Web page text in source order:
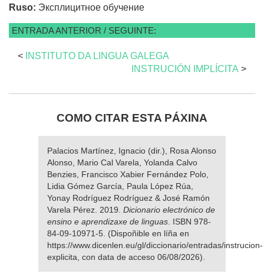
Ruso: Эксплицитное обучение
ENTRADA ANTERIOR / SEGUINTE:
< INSTITUTO DA LINGUA GALEGA
INSTRUCIÓN IMPLÍCITA >
COMO CITAR ESTA PÁXINA
Palacios Martínez, Ignacio (dir.), Rosa Alonso
Alonso, Mario Cal Varela, Yolanda Calvo
Benzies, Francisco Xabier Fernández Polo,
Lidia Gómez García, Paula López Rúa,
Yonay Rodríguez Rodríguez & José Ramón
Varela Pérez. 2019. Dicionario electrónico de
ensino e aprendizaxe de linguas . ISBN 978-
84-09-10971-5. (Dispoñible en líña en
https://www.dicenlen.eu/gl/diccionario/entradas/instrucion-
explicita, con data de acceso 06/08/2026).